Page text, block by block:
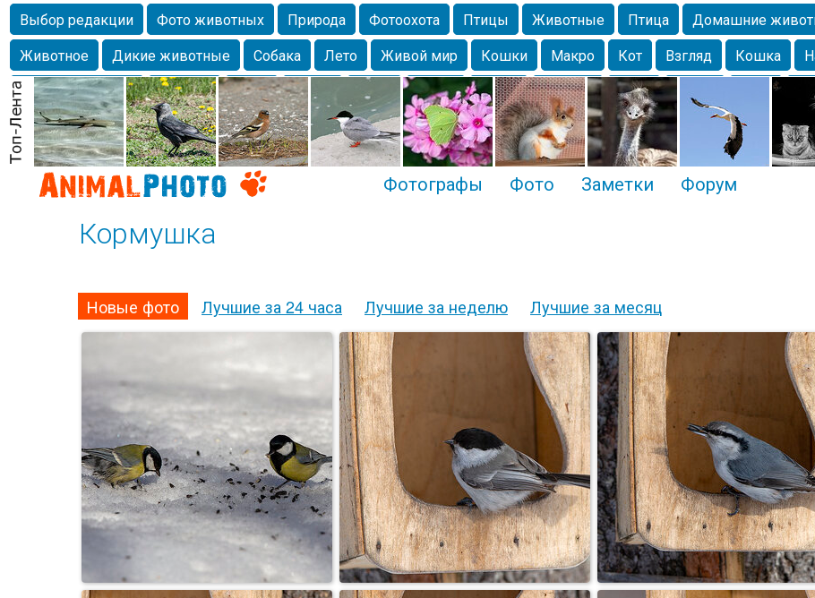
Выбор редакции Фото животных Природа Фотоохота Птицы Животные Птица Домашние
Животное
Дикие животные Собака Лето Живой мир Кошки Макро Кот Взгляд Кошка
Млекопитающие
Красота Фото Озеро Глаза Крым Весна Москва Парк Белка
любимцы
Волгоград Лебедь Город Бабочка Чайка Лес Утки Николаев Насекомое Коты
Спаниель
Фотографы Фото Заметки Форум
Кормушка
Новые фото Лучшие за 24 часа Лучшие за неделю Лучшие за месяц